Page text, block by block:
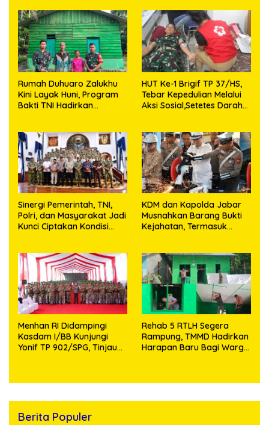
Rumah Duhuaro Zalukhu
Kini Layak Huni, Program
Bakti TNI Hadirkan
HUT Ke-1 Brigif TP 37/HS,
Tebar Kepedulian Melalui
Aksi Sosial,Setetes Darah
Sinergi Pemerintah, TNI,
Polri, dan Masyarakat Jadi
Kunci Ciptakan Kondisi
KDM dan Kapolda Jabar
Musnahkan Barang Bukti
Kejahatan, Termasuk
Menhan RI Didampingi
Kasdam I/BB Kunjungi
Yonif TP 902/SPG, Tinjau
Rehab 5 RTLH Segera
Rampung, TMMD Hadirkan
Harapan Baru Bagi Warga
Berita Populer